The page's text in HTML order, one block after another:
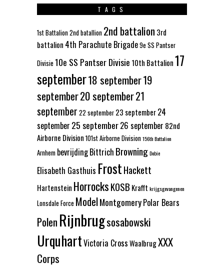
TAGS
1st Battalion2nd batallion 2nd battalion 3rd
battalion 4th Parachute Brigade9e SS Pantser
Divisie 10e SS Pantser Divisie 10th Battalion17
september18 september19
september20 september21
september 22 september 23 september24
september 25 september26 september 82nd
Airborne Division 101st Airborne Division156th Battalion
Arnhem bevrijdingBittrich BrowningDobie
Elisabeth Gasthuis FrostHackett
Hartenstein HorrocksKOSB Krafft krijgsgevangenen
Lonsdale Force ModelMontgomeryPolar Bears
PolenRijnbrugsosabowski
UrquhartVictoria CrossWaalbrugXXX
Corps